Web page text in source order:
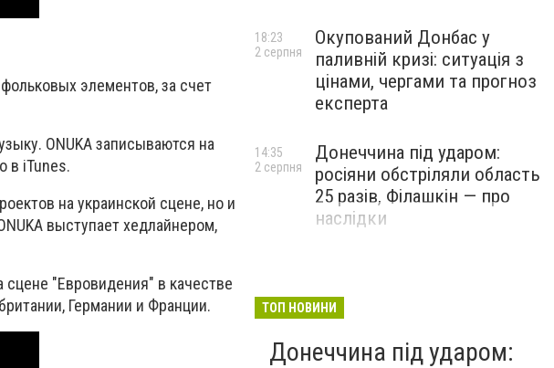
элементов, за счет
ONUKA записываются на
в iTunes.
на украинской сцене, но и
выступает хедлайнером,
"Евровидения" в качестве
Германии и Франции.
Окупований Донбас у
паливній кризі: ситуація з
цінами, чергами та прогноз
експерта
18:23
2 серпня
Донеччина під ударом:
росіяни обстріляли область
25 разів, Філашкін — про
наслідки
14:35
2 серпня
ТОП НОВИНИ
Донеччина під ударом: